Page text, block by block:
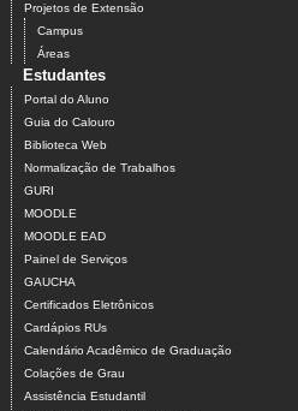
Projetos de Extensão
Campus
Áreas
Estudantes
Portal do Aluno
Guia do Calouro
Biblioteca Web
Normalização de Trabalhos
GURI
MOODLE
MOODLE EAD
Painel de Serviços
GAUCHA
Certificados Eletrônicos
Cardápios RUs
Calendário Acadêmico de Graduação
Colações de Grau
Assistência Estudantil